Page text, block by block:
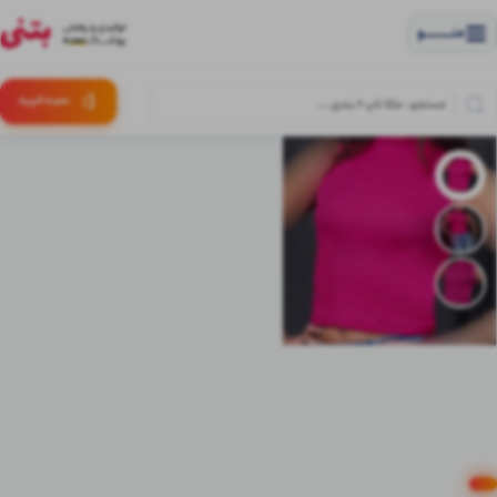
منــــــــــــو
(: سبـدخرید